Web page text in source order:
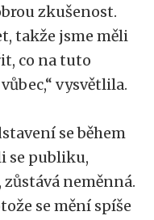
zkušenost.
takže jsme měli
co na tuto
vysvětlila.
se během
se publiku,
neměnná.
se mění spíše